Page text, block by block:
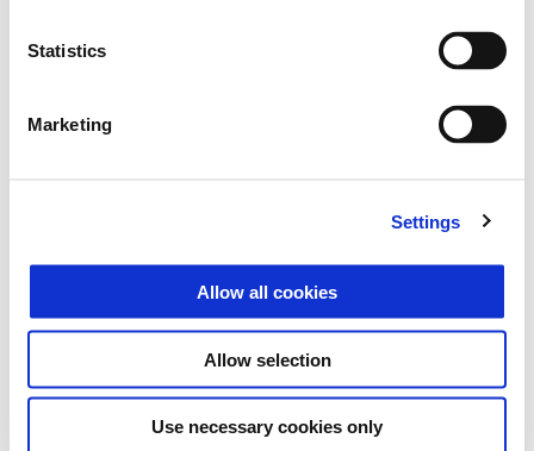
Statistics
Marketing
Settings
Allow all cookies
Allow selection
Use necessary cookies only
Vespa Gts 310